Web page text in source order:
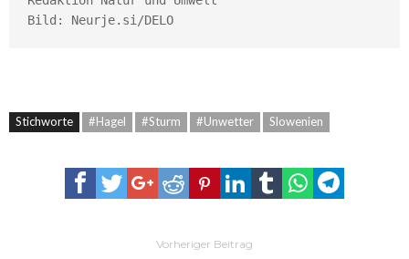
Bild: Neurje.si/DELO
Stichworte #Hagel #Sturm #Unwetter Slowenien
Vorheriger Beitrag